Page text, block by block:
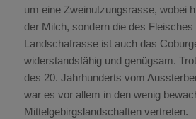
um eine Zweinutzungsrasse, wobei
der Milch, sondern die des
Landschafrasse ist auch das
widerstandsfähig und genügsam.
des 20. Jahrhunderts vom
war es vor allem in den wenig
Mittelgebirgslandschaften vertreten.